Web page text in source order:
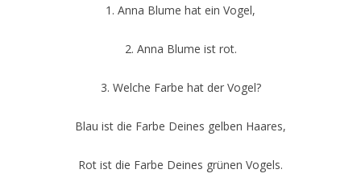
1. Anna Blume hat ein Vogel,
2. Anna Blume ist rot.
3. Welche Farbe hat der Vogel?
Blau ist die Farbe Deines gelben Haares,
Rot ist die Farbe Deines grünen Vogels.